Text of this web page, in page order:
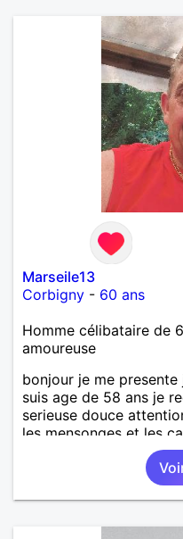
Marseile13
Corbigny - 60 ans
Homme célibataire de
amoureuse
bonjour je me
suis age de 58 ans je
serieuse douce
les mensonges et les
sensible doux câlin et
Marseille mes fans de
département de la